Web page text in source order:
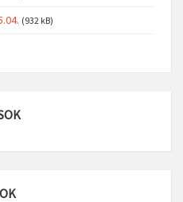
(932 kB)